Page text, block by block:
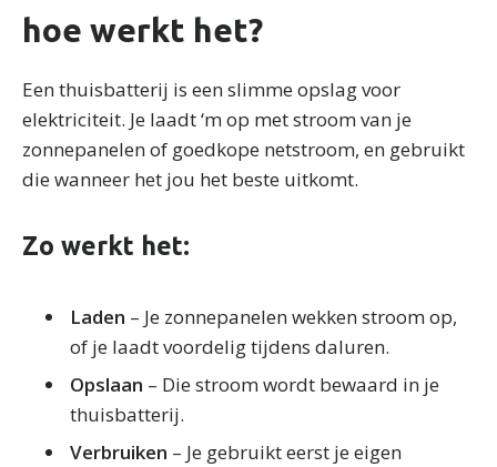
hoe werkt het?
Een thuisbatterij is een slimme opslag voor
elektriciteit. Je laadt ‘m op met stroom van je
zonnepanelen of goedkope netstroom, en gebruikt
die wanneer het jou het beste uitkomt.
Zo werkt het:
Laden – Je zonnepanelen wekken stroom op,
of je laadt voordelig tijdens daluren.
Opslaan – Die stroom wordt bewaard in je
thuisbatterij.
Verbruiken – Je gebruikt eerst je eigen